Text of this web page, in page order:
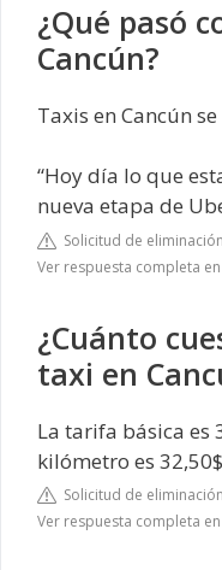
¿Qué pasó
Cancún?
Taxis en Cancún
“Hoy día lo que
nueva etapa de
Solicitud de eliminación
Ver respuesta completa
¿Cuánto
taxi en
La tarifa básica es
kilómetro es
Solicitud de eliminación
Ver respuesta completa